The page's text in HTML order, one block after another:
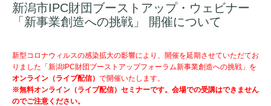
新潟市IPC財団ブーストアップ・ウェビナー
「新事業創造への挑戦」 開催について
新型コロナウィルスの感染拡大の影響により、開催を延期させていただてお
りました「新潟IPC財団ブーストアップフォーラム新事業創造への挑戦」を
オンライン（ライブ配信） で開催いたします。
※無料オンライン（ライブ配信）セミナーです。会場での受講はできません
のでご注意ください。